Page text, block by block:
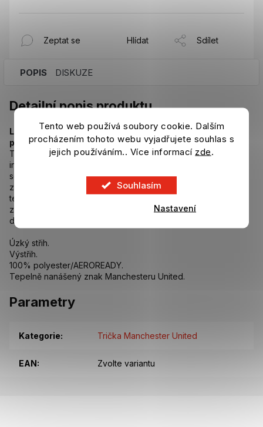
Tento web používá soubory cookie. Dalším
procházením tohoto webu vyjadřujete souhlas s
jejich používáním.. Více informací zde.
Souhlasím
Nastavení
Zeptat se Hlídat Sdílet
POPIS DISKUZE
Detailní popis produktu
Lehký dres, který hráči Manchester United nosí při
přípravě na ligové zápasy.
Tento tréninkový dres adidas ve sportovních barvách
inspirovaných venkovními dresy Manchesteru United je
součástí soupravy, kterou hráči nosí při přípravě na ligové
zápasy. Jeho měkká interlocková tkanina, přiléhavý střih a
technologie AEROREADY, která reguluje vlhkost, společně
zajišťují pohodlné hraní. Teplem aplikovaný klubový znak
dodává fotbalovou inspiraci a zároveň zachovává lehkost.
Úzký střih.
Výstřih.
100% polyester/AEROREADY.
Tepelně nanášený znak Manchesteru United.
Parametry
Kategorie: Trička Manchester United
EAN: Zvolte variantu